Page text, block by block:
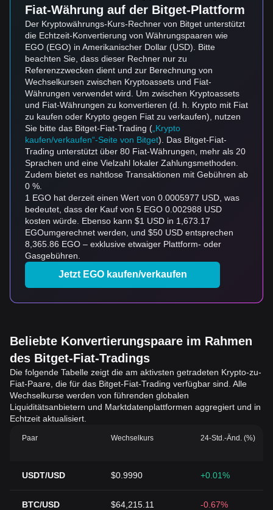
Fiat-Währung auf der Bitget-Plattform
Der Kryptowährungs-Kurs-Rechner von Bitget unterstützt
die Echtzeit-Konvertierung von Währungspaaren wie
EGO (EGO) in Amerikanischer Dollar (USD). Bitte
beachten Sie, dass dieser Rechner nur zu
Referenzzwecken dient und zur Berechnung von
Wechselkursen zwischen Kryptoassets und Fiat-
Währungen verwendet wird. Um zwischen Kryptoassets
und Fiat-Währungen zu konvertieren (d. h. Krypto mit Fiat
zu kaufen oder Krypto gegen Fiat zu verkaufen), nutzen
Sie bitte das Bitget-Fiat-Trading ( „Krypto
kaufen/verkaufen“-Seite von Bitget). Das Bitget-Fiat-
Trading unterstützt über 80 Fiat-Währungen, mehr als 20
Sprachen und eine Vielzahl lokaler Zahlungsmethoden.
Zudem bietet es nahtlose Transaktionen mit Gebühren ab
0 %.
1 EGO hat derzeit einen Wert von 0.0005977 USD, was
bedeutet, dass der Kauf von 5 EGO 0.002988 USD
kosten würde. Ebenso kann $1 USD in 1,673.17
EGOumgerechnet werden, und $50 USD entsprechen
8,365.86 EGO – exklusive etwaiger Plattform- oder
Gasgebühren.
Jetzt EGO kaufen/verkaufen
Beliebte Konvertierungspaare im Rahmen
des Bitget-Fiat-Tradings
Die folgende Tabelle zeigt die am aktivsten getradeten Krypto-zu-
Fiat-Paare, die für das Bitget-Fiat-Trading verfügbar sind. Alle
Wechselkurse werden von führenden globalen
Liquiditätsanbietern und Marktdatenplattformen aggregiert und in
Echtzeit aktualisiert.
Paar Wechselkurs 24-Std.-Änd. (%)
USDT/USD $0.9990 +0.01%
BTC/USD $64,215.11 -0.67%